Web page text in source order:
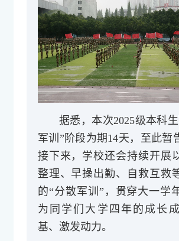
据悉，本次2025级本科
军训”阶段为期14天，至此暂
接下来，学校还会持续开展
整理、早操出勤、自救互救
的“分散军训”，贯穿大一学
为同学们大学四年的成长
基、激发动力。